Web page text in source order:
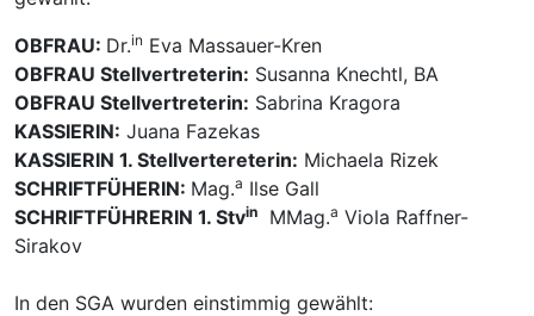
OBFRAU: Dr.in Eva Massauer-Kren
OBFRAU Stellvertreterin: Susanna Knechtl, BA
OBFRAU Stellvertreterin: Sabrina Kragora
KASSIERIN: Juana Fazekas
KASSIERIN 1. Stellvertereterin: Michaela Rizek
SCHRIFTFÜHERIN: Mag.a Ilse Gall
SCHRIFTFÜHRERIN 1. Stvin MMag.a Viola Raffner-
Sirakov
In den SGA wurden einstimmig gewählt: